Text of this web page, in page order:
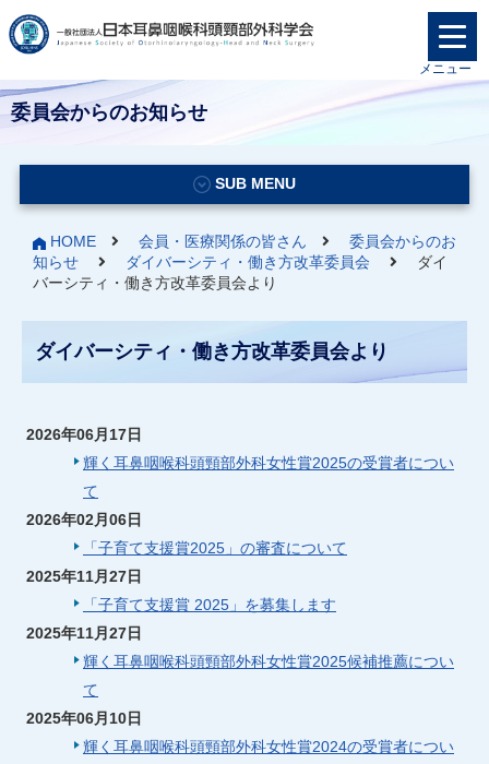
メニュー
委員会からのお知らせ
SUB MENU
HOME 会員・医療関係の皆さん
委員会からのお
知らせ
ダイバーシティ・働き方改革委員会
ダイ
バーシティ・働き方改革委員会より
ダイバーシティ・働き方改革委員会より
2026年06月17日
輝く耳鼻咽喉科頭頸部外科女性賞2025の受賞者につい
て
2026年02月06日
「子育て支援賞2025」の審査について
2025年11月27日
「子育て支援賞 2025」を募集します
2025年11月27日
輝く耳鼻咽喉科頭頸部外科女性賞2025候補推薦につい
て
2025年06月10日
輝く耳鼻咽喉科頭頸部外科女性賞2024の受賞者につい